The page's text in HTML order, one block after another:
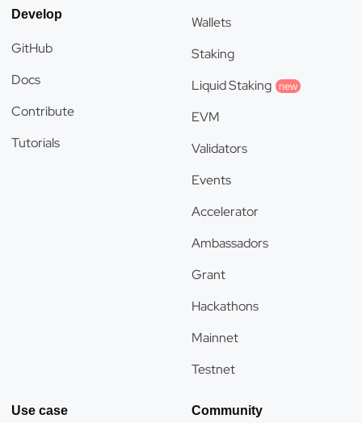
Develop
GitHub
Docs
Contribute
Tutorials
Wallets
Staking
Liquid Staking new
EVM
Validators
Events
Accelerator
Ambassadors
Grant
Hackathons
Mainnet
Testnet
Use case Community